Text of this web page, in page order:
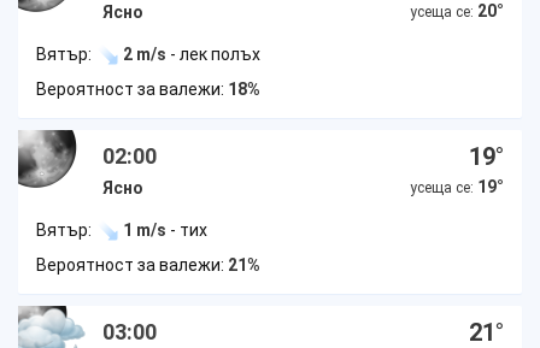
Ясно усеща се: 20°
Вятър: 2 m/s - лек полъх
Вероятност за валежи: 18%
02:00
Ясно
19°
усеща се: 19°
Вятър: 1 m/s - тих
Вероятност за валежи: 21%
03:00 21°